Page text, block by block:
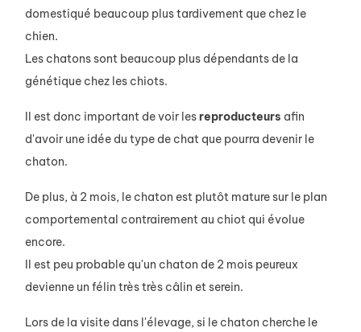
domestiqué beaucoup plus tardivement que chez le
chien.
Les chatons sont beaucoup plus dépendants de la
génétique chez les chiots.
Il est donc important de voir lesreproducteurs afin
d'avoir une idée du type de chat que pourra devenir le
chaton.
De plus, à 2 mois, le chaton est plutôt mature sur le plan
comportemental contrairement au chiot qui évolue
encore.
Il est peu probable qu'un chaton de 2 mois peureux
devienne un félin très très câlin et serein.
Lors de la visite dans l'élevage, si le chaton cherche le